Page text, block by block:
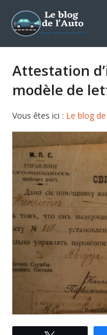
Attestation
modèle de
Vous êtes ici : Le blog